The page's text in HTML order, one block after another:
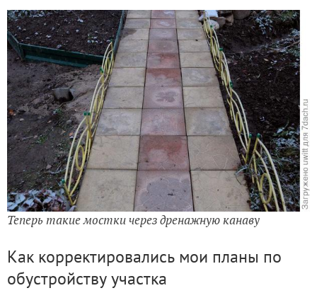
Теперь такие мостки через дренажную канаву
Как корректировались мои планы по
обустройству участка